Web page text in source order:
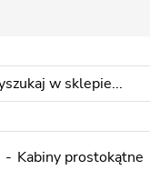
Kabiny prostokątne